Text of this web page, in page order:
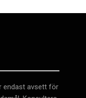
endast avsett för